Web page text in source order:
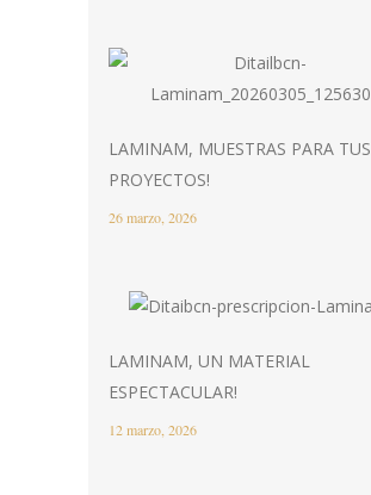
LAMINAM, MUESTRAS PARA TUS
PROYECTOS!
26 marzo, 2026
LAMINAM, UN MATERIAL
ESPECTACULAR!
12 marzo, 2026